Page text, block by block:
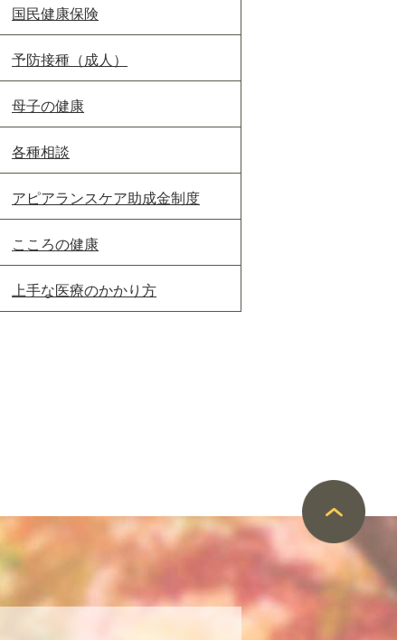
国民健康保険
予防接種（成人）
母子の健康
各種相談
アピアランスケア助成金制度
こころの健康
上手な医療のかかり方